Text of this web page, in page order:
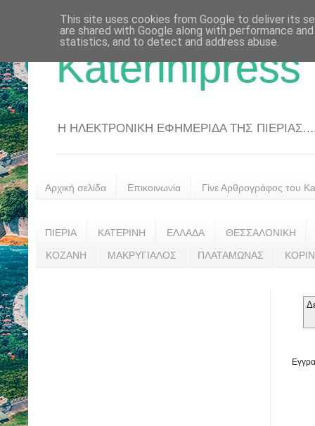
Katerinipress
Η ΗΛΕΚΤΡΟΝΙΚΗ ΕΦΗΜΕΡΙΔΑ ΤΗΣ
Αρχική σελίδα Επικοινωνία Γίνε Αρθρογράφος του
ΠΙΕΡΙΑ ΚΑΤΕΡΙΝΗ ΕΛΛΑΔΑ ΘΕΣΣΑΛΟΝΙΚΗ
ΚΟΖΑΝΗ ΜΑΚΡΥΓΙΑΛΟΣ ΠΛΑΤΑΜΩΝΑΣ
This site uses cookies from Google to deliver its
are shared with Google along with performance
statistics, and to detect and address abuse.